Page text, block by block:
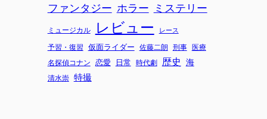
ファンタジー ホラー ミステリー
ミュージカル レビュー レース
予習・復習 仮面ライダー 佐藤二朗 刑事 医療
名探偵コナン
恋愛 日常 時代劇 歴史 海
清水崇 特撮